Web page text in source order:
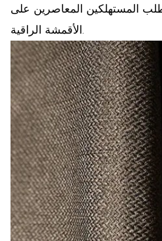
طلب المستهلكين المعاصرين على